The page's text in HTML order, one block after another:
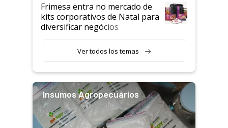
Frimesa entra no mercado de
kits corporativos de Natal para
diversificar negócios
Ver todos los temas
Insumos Agropecuários